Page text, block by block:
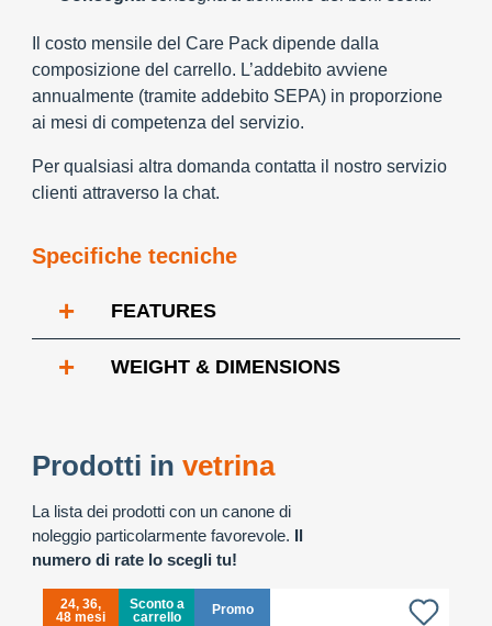
Il costo mensile del Care Pack dipende dalla
composizione del carrello. L’addebito avviene
annualmente (tramite addebito SEPA) in proporzione
ai mesi di competenza del servizio.
Per qualsiasi altra domanda contatta il nostro servizio
clienti attraverso la chat.
Specifiche tecniche
+ FEATURES
+ WEIGHT & DIMENSIONS
Prodotti in vetrina
La lista dei prodotti con un canone di
noleggio particolarmente favorevole. Il
numero di rate lo scegli tu!
24, 36,
48 mesi
Sconto a
carrello
Promo